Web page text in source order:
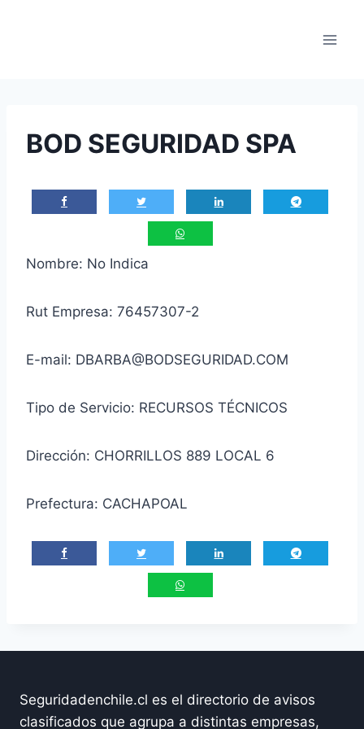
BOD SEGURIDAD SPA
Nombre: No Indica
Rut Empresa: 76457307-2
E-mail: DBARBA@BODSEGURIDAD.COM
Tipo de Servicio: RECURSOS TÉCNICOS
Dirección: CHORRILLOS 889 LOCAL 6
Prefectura: CACHAPOAL
Seguridadenchile.cl es el directorio de avisos
clasificados que agrupa a distintas empresas,